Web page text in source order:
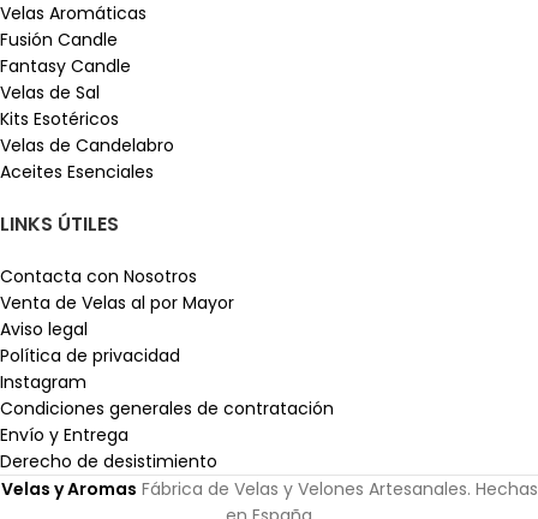
Velas Aromáticas
Fusión Candle
Fantasy Candle
Velas de Sal
Kits Esotéricos
Velas de Candelabro
Aceites Esenciales
LINKS ÚTILES
Contacta con Nosotros
Venta de Velas al por Mayor
Aviso legal
Política de privacidad
Instagram
Condiciones generales de contratación
Envío y Entrega
Derecho de desistimiento
Velas y Aromas Fábrica de Velas y Velones Artesanales. Hechas